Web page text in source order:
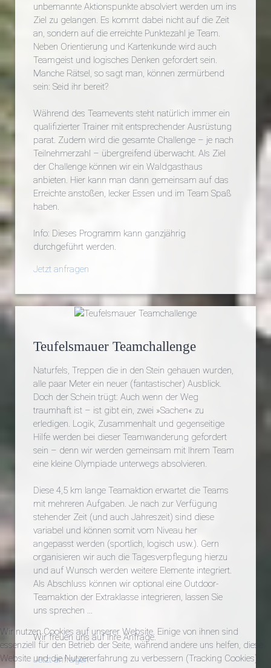
unbemannte Aktionspunkte absolviert werden um ins
Ziel zu gelangen. Es kommt dabei nicht auf die Zeit
an, sondern auf die erreichte Punktezahl je Team.
Neben Orientierung und Kartenkunde wird auch
Teamgeist und logisches Denken gefordert sein.
Manche Rätsel, so sagt man, können zermürbend
sein: Seid ihr bereit?
Während des Teamevents steht natürlich immer ein
qualifizierter Trainer mit entsprechender Ausrüstung
parat. Zudem wird die gesamte Challenge – je nach
Teilnehmerzahl – übergreifend überwacht. Als Ziel
der Challenge können wir ein Waldgasthaus
anbieten. Hier kann man dann gemeinsam auf das
Erreichte anstoßen, lecker Essen und im Team Spaß
haben.
Info: Dieses Programm kann ganzjährig
durchgeführt werden.
Jetzt anfragen
Teufelsmauer Teamchallenge
Naturfels, Treppen die in den Stein gehauen wurden,
alle paar Meter ein neuer (fantastischer) Ausblick.
Doch der Schein trügt: Auch wenn der Weg
traumhaft ist – ist gibt ein, zwei »Sachen« zu
erledigen. Logik, Zusammenhalt und gegenseitige
Hilfe werden bei dieser Teamwanderung gefordert
sein – denn wir werden gemeinsam mit Ihrem Team
eine kleine Olympiade unterwegs absolvieren.
Diese 4,5 km lange Teamaktion erwartet die Teams
mit mehreren Aufgaben. Je nach zur Verfügung
stehender Zeit (und auch Jahreszeit) sind diese
variabel und können somit vom Niveau her
angepasst werden (sportlich, logisch usw.). Gern
organisieren wir auch die Tagesverpflegung hierzu
und auf Wunsch werden weitere Elemente integriert.
Als Abschluss können wir optional eine Outdoor-
Teamaktion der Extraklasse integrieren, lassen Sie
uns sprechen ...
Wir freuen uns auf Ihre Anfrage.
Jetzt anfragen
Wir nutzen Cookies auf unserer Website. Einige von ihnen sind
essenziell für den Betrieb der Seite, während andere uns helfen, diese
Website und die Nutzererfahrung zu verbessern (Tracking Cookies).